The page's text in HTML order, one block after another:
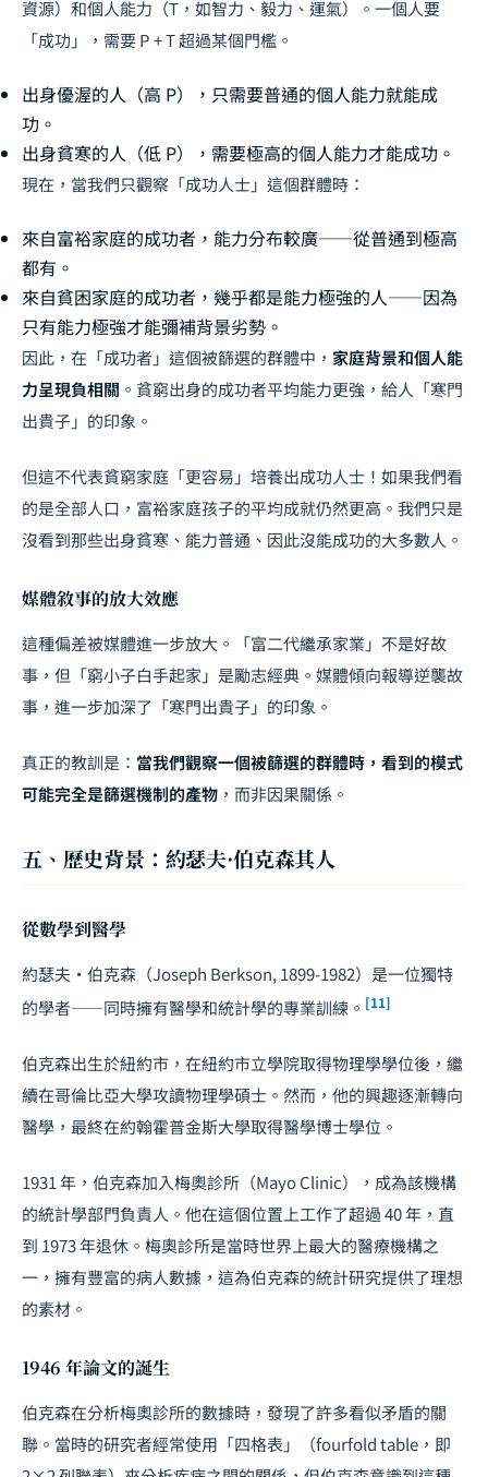
資源）和個人能力（T，如智力、毅力、運氣）。一個人要
「成功」，需要 P + T 超過某個門檻。
出身優渥的人（高 P），只需要普通的個人能力就能成
功。
出身貧寒的人（低 P），需要極高的個人能力才能成功。
現在，當我們只觀察「成功人士」這個群體時：
來自富裕家庭的成功者，能力分布較廣——從普通到極高
都有。
來自貧困家庭的成功者，幾乎都是能力極強的人——因為
只有能力極強才能彌補背景劣勢。
因此，在「成功者」這個被篩選的群體中， 家庭背景和個人能
力呈現負相關 。貧窮出身的成功者平均能力更強，給人「寒門
出貴子」的印象。
但這不代表貧窮家庭「更容易」培養出成功人士！如果我們看
的是全部人口，富裕家庭孩子的平均成就仍然更高。我們只是
沒看到那些出身貧寒、能力普通、因此沒能成功的大多數人。
媒體敘事的放大效應
這種偏差被媒體進一步放大。「富二代繼承家業」不是好故
事，但「窮小子白手起家」是勵志經典。媒體傾向報導逆襲故
事，進一步加深了「寒門出貴子」的印象。
真正的教訓是： 當我們觀察一個被篩選的群體時，看到的模式
可能完全是篩選機制的產物 ，而非因果關係。
五、歷史背景：約瑟夫·伯克森其人
從數學到醫學
約瑟夫·伯克森（Joseph Berkson, 1899-1982）是一位獨特
的學者——同時擁有醫學和統計學的專業訓練。 [11]
伯克森出生於紐約市，在紐約市立學院取得物理學學位後，繼
續在哥倫比亞大學攻讀物理學碩士。然而，他的興趣逐漸轉向
醫學，最終在約翰霍普金斯大學取得醫學博士學位。
1931 年，伯克森加入梅奧診所（Mayo Clinic），成為該機構
的統計學部門負責人。他在這個位置上工作了超過 40 年，直
到 1973 年退休。梅奧診所是當時世界上最大的醫療機構之
一，擁有豐富的病人數據，這為伯克森的統計研究提供了理想
的素材。
1946 年論文的誕生
伯克森在分析梅奧診所的數據時，發現了許多看似矛盾的關
聯。當時的研究者經常使用「四格表」（fourfold table，即